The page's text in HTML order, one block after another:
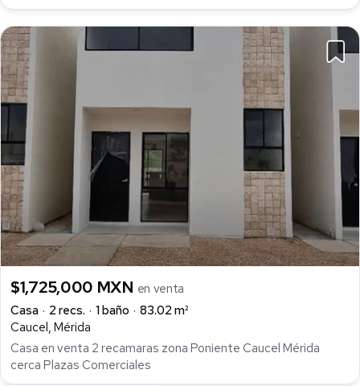
$1,725,000 MXN en venta
Casa
2 recs. 1 baño
83.02 m²
Caucel, Mérida
Casa en venta 2 recamaras zona Poniente Caucel Mérida
cerca Plazas Comerciales